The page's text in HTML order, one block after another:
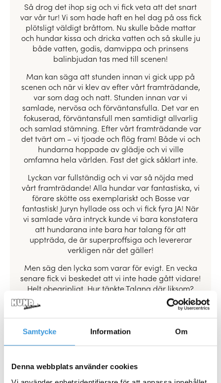
Samtycke Information Om
Denna webbplats använder cookies
Så drog det ihop sig och vi fick veta att det snart
var vår tur! Vi som hade haft en hel dag på oss fick
plötsligt väldigt bråttom. Nu skulle både mattar
och hundar kissa och dricka vatten och så skulle ju
både vatten, godis, damvippa och prinsens
balinbjudan tas med till scenen!
Man kan säga att stunden innan vi gick upp på
scenen och när vi klev av efter vårt framträdande,
var som dag och natt. Stunden innan var vi
samlade, nervösa och förväntansfulla. Det var en
fokuserad, förväntansfull men samtidigt allvarlig
och samlad stämning. Efter vårt framträdande var
det tvärt om – vi tjoade och flög fram! Både vi och
hundarna hoppade av glädje och vi ville
omfamna hela världen. Fast det gick såklart inte.
Lyckan var fullständig och vi var så nöjda med
vårt framträdande! Alla hundar var fantastiska, vi
förare skötte oss exemplariskt och Bosse var
fantastisk! Juryn hyllade oss och vi fick fyra JA! När
vi samlade våra intryck kunde vi bara konstatera
att hundarana inte bara har talang för att
uppträda, de är superproffsiga och levererar
verkligen när det gäller!
Men säg den lycka som varar för evigt. En vecka
senare fick vi beskedet att vi inte hade gått vidare!
Helt obegripligt. Hur tänkte Talang där liksom?
Luften gick ur oss lite grann. I tanken hade vi
redan gått till final, typ nästan vunnit och vi hade
sett fram emot att planera och träna inför våra
kommande nummer i Talang.
Det tog oss en dag att komma över det tråkiga
för att öva inför Talangscenen ställde vi om och så
blev det träningar inför My Dog istället! Nu skulle